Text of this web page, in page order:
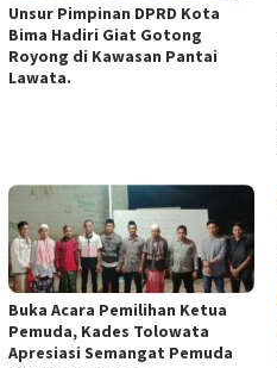
Unsur Pimpinan DPRD Kota
Bima Hadiri Giat Gotong
Royong di Kawasan Pantai
Lawata.
Buka Acara Pemilihan Ketua
Pemuda, Kades Tolowata
Apresiasi Semangat Pemuda